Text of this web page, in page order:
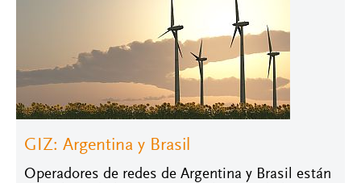
GIZ: Argentina y Brasil
Operadores de redes de Argentina y Brasil están